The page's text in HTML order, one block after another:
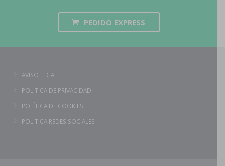
PEDIDO EXPRESS
AVISO LEGAL
POLÍTICA DE PRIVACIDAD
POLÍTICA DE COOKIES
POLÍTICA REDES SOCIALES